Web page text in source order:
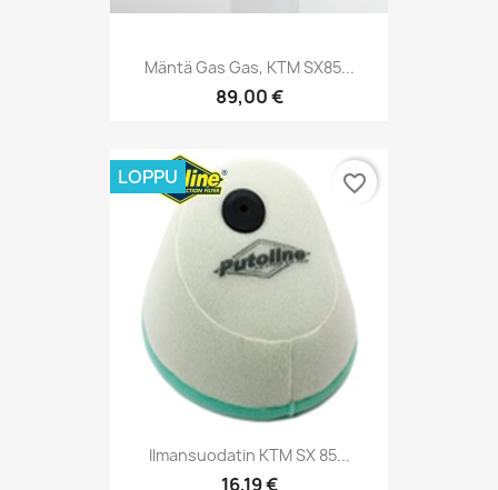
Mäntä Gas Gas, KTM SX85...
89,00 €
Ilmansuodatin KTM SX 85...
16,19 €
LOPPU favorite_border